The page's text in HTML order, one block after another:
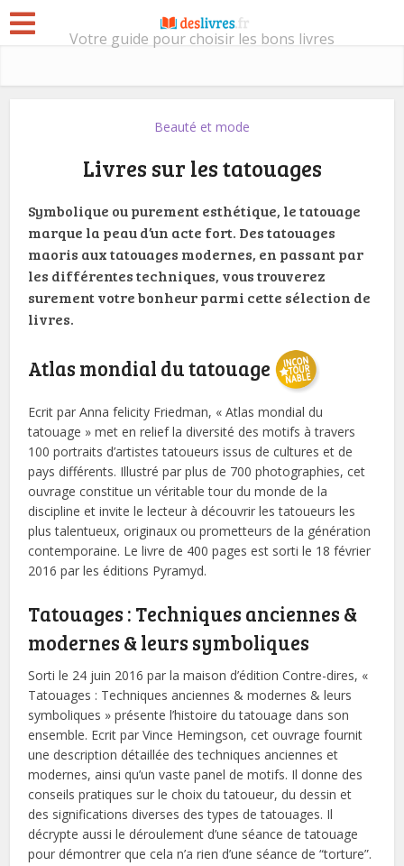
Votre guide pour choisir les bons livres
Beauté et mode
Livres sur les tatouages
Symbolique ou purement esthétique, le tatouage
marque la peau d’un acte fort. Des tatouages
maoris aux tatouages modernes, en passant par
les différentes techniques, vous trouverez
surement votre bonheur parmi cette sélection de
livres.
Atlas mondial du tatouage
Ecrit par Anna felicity Friedman, « Atlas mondial du
tatouage » met en relief la diversité des motifs à travers
100 portraits d’artistes tatoueurs issus de cultures et de
pays différents. Illustré par plus de 700 photographies, cet
ouvrage constitue un véritable tour du monde de la
discipline et invite le lecteur à découvrir les tatoueurs les
plus talentueux, originaux ou prometteurs de la génération
contemporaine. Le livre de 400 pages est sorti le 18 février
2016 par les éditions Pyramyd.
Tatouages : Techniques anciennes &
modernes & leurs symboliques
Sorti le 24 juin 2016 par la maison d’édition Contre-dires, «
Tatouages : Techniques anciennes & modernes & leurs
symboliques » présente l’histoire du tatouage dans son
ensemble. Ecrit par Vince Hemingson, cet ouvrage fournit
une description détaillée des techniques anciennes et
modernes, ainsi qu’un vaste panel de motifs. Il donne des
conseils pratiques sur le choix du tatoueur, du dessin et
des significations diverses des types de tatouages. Il
décrypte aussi le déroulement d’une séance de tatouage
pour démontrer que cela n’a rien d’une séance de “torture”.